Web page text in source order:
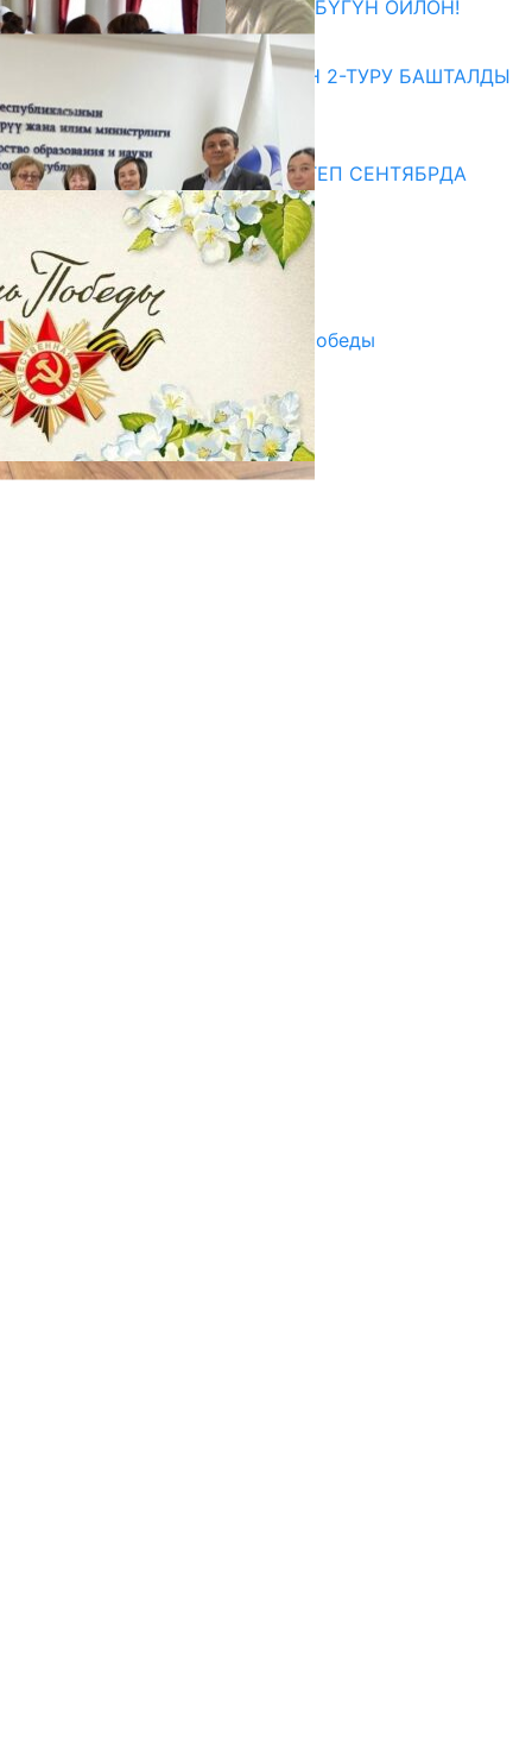
ӨЗҮҢДҮН КЕЛЕЧЕГИҢ ҮЧҮН БҮГҮН ОЙЛОН!
20.07.2026
ЖОЖДОРГО КАБЫЛ АЛУУНУН 2-ТУРУ БАШТАЛДЫ
20.07.2026
Медиа
СУЗАКТА 750 ОРУНДУУ МЕКТЕП СЕНТЯБРДА
ПАЙДАЛАНУУГА БЕРИЛЕТ
07.08.2025
Улуу Жеңиштин жандуу сөзү
29.04.2025
Награды в преддверии Дня Победы
29.04.2025